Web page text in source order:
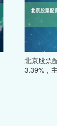
北京股票
3.39%，